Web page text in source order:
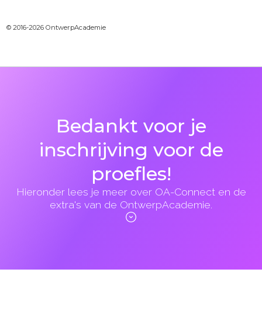
© 2016-2026 OntwerpAcademie
Bedankt voor je
inschrijving voor de
proefles!
Hieronder lees je meer over OA-Connect en de
extra's van de OntwerpAcademie.